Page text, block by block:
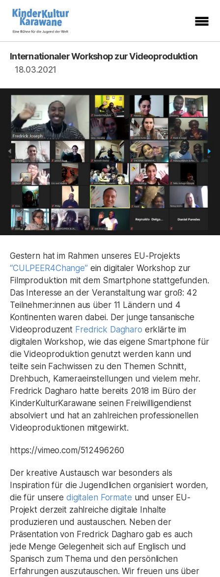
-
Bühne
die
Welt
Kategorien
Internationaler Workshop zur Videoproduktion
18.03.2021
Gestern hat im Rahmen unseres EU-Projekts
“CULPEER4Change” ein digitaler Workshop zur
Filmproduktion mit dem Smartphone stattgefunden.
Das Interesse an der Veranstaltung war groß: 42
Teilnehmer:innen aus über 11 Ländern und 4
Kontinenten waren dabei. Der junge tansanische
Videoproduzent Fredrick Dagharo erklärte im
digitalen Workshop, wie das eigene Smartphone für
die Videoproduktion genutzt werden kann und
teilte sein Fachwissen zu den Themen Schnitt,
Drehbuch, Kameraeinstellungen und vielem mehr.
Fredrick Dagharo hatte bereits 2018 im Büro der
KinderKulturKarawane seinen Freiwilligendienst
absolviert und hat an zahlreichen professionellen
Videoproduktionen mitgewirkt.
https://vimeo.com/512496260
Der kreative Austausch war besonders als
Inspiration für die Jugendlichen organisiert worden,
die für unseredigitalen Formate und unser EU-
Projekt derzeit zahlreiche digitale Inhalte
produzieren und austauschen. Neben der
Präsentation von Fredrick Dagharo gab es auch
jede Menge Gelegenheit sich auf Englisch und
Spanisch zum Thema und den persönlichen
Erfahrungen auszutauschen. Wir freuen uns über